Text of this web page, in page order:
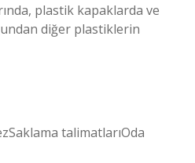
plastik kapaklarda ve
diğer plastiklerin
talimatlarıOda